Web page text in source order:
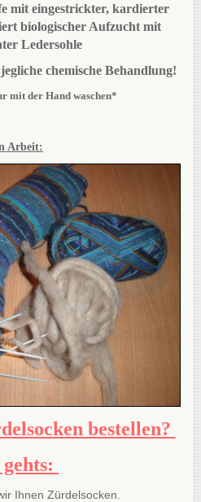
mit eingestrickter, kardierter
biologischer Aufzucht mit
Ledersohle
chemische Behandlung!
mit der Hand waschen*
Arbeit:
bestellen?
gehts:
Ihnen Zürdelsocken.